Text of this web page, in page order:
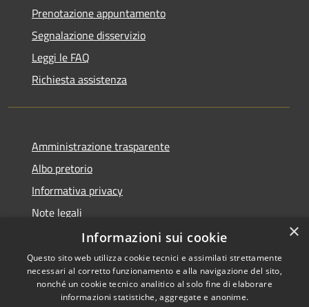
Prenotazione appuntamento
Segnalazione disservizio
Leggi le FAQ
Richiesta assistenza
Amministrazione trasparente
Albo pretorio
Informativa privacy
Note legali
Dichiarazione di accessibilità
Copyright © 2026 • Comune di
×
Informazioni sui cookie
Questo sito web utilizza cookie tecnici e assimilati strettamente
necessari al corretto funzionamento e alla navigazione del sito,
nonché un cookie tecnico analitico al solo fine di elaborare
informazioni statistiche, aggregate e anonime.